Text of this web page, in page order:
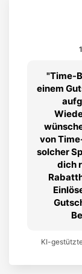
Time-
einem
von
solcher
dich
KI-